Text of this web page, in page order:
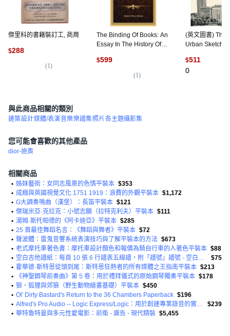
傑里科的書籍裝訂工, 商周
$288
(1)
The Binding Of Books: An
Essay In The History Of
裝版, Kessinger
Publishing, 英文
$599
(1)
(英文圖書) The
Urban
Around the
Quarry Books,
$511
0
與此商品相關的類別
建築設計媒體/表演音樂樂譜集照片 各主題攝影集
您可能會喜歡的其他產品
dior-迪奧
相關商品
• 姊妹藝術：女同志風景的色情平裝本 $353
• 成癮與英國視覺文化 1751 1919：浪費的外觀平裝本 $1,172
• G大調奏鳴曲（漢堡）：長笛平裝本 $121
• 傑瑞米亞·克拉克：小號志願（拉特克利夫）平裝本 $111
• 湯姆·斯托帕德的《阿卡迪亞》平裝本 $285
• 25 首最佳舞蹈名言：《舞蹈與舞者》平裝本 $72
• 聲波體：雷鬼音響系統表演技巧與了解平裝本的方法 $673
• 老式摩托車著色書：摩托車設計顏色和報價為騎自行車的人著色平裝本 $88
•
空白吉他譜紙：每頁 10 張 6 行譜表五線譜，附「譜號」譜號 - 空白樂譜表...
$75
• 霍華德·斯特恩從頭到尾：斯特恩狂熱者的所有媒體之王指南平裝本 $213
•
《神聖鋼琴前奏曲》第 5 卷：用於禮拜儀式的原始鋼琴獨奏平裝本 $178
• 狼、狐狸與郊狼（野生動物繪畫基礎）平裝本 $450
• Ol' Dirty Bastard's Return to the 36 Chambers Paperback $196
•
Alfred's Pro Audio -- Logic Express/Logic：用於創建專業錄音的實用逐步培訓 DVD DVD 精裝本
$239
• 華特魯特曼與多元性愛電影：前衛 - 廣告 - 現代精裝 $5,455